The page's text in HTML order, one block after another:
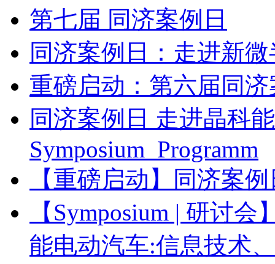
第七届 同济案例日
同济案例日：走进新
重磅启动：第六届同
同济案例日 走进晶科
Symposium_Programm
【重磅启动】同济案
【Symposium | 研讨
能电动汽车:信息技术